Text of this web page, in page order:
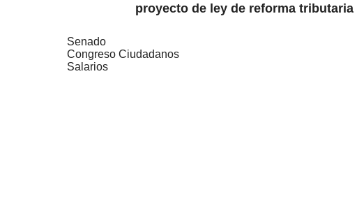
proyecto de ley de reforma tributaria
Senado
Congreso Ciudadanos
Salarios